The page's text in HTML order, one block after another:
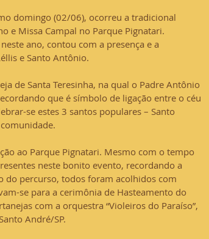
domingo (02/06), ocorreu a tradicional
e Missa Campal no Parque Pignatari.
ano, contou com a presença e a
e Santo Antônio.
de Santa Teresinha, na qual o Padre Antônio
que é símbolo de ligação entre o céu
se estes 3 santos populares – Santo
ao Parque Pignatari. Mesmo com o tempo
neste bonito evento, recordando a
percurso, todos foram acolhidos com
se para a cerimônia de Hasteamento do
com a orquestra “Violeiros do Paraíso”,
André/SP.